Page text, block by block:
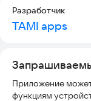
Разработчик
TAMI apps
Приложение
функциям